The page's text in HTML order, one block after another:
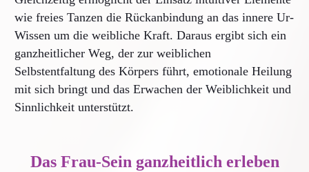
wie freies Tanzen die Rückanbindung an das innere Ur-
Wissen um die weibliche Kraft. Daraus ergibt sich ein
ganzheitlicher Weg, der zur weiblichen
Selbstentfaltung des Körpers führt, emotionale Heilung
mit sich bringt und das Erwachen der Weiblichkeit und
Sinnlichkeit unterstützt.
Das Frau-Sein ganzheitlich erleben